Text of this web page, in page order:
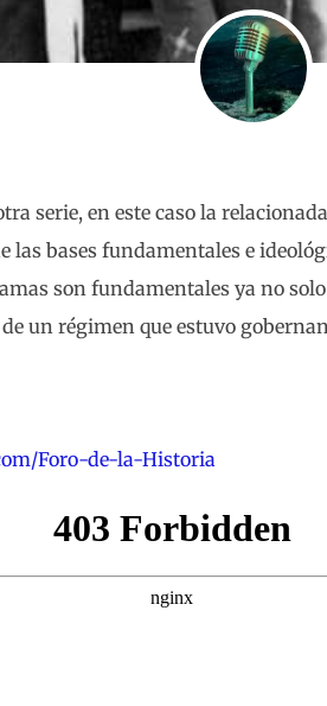
serie, en este caso la
bases fundamentales e
son fundamentales ya no
un régimen que estuvo
Foro-de-la-Historia